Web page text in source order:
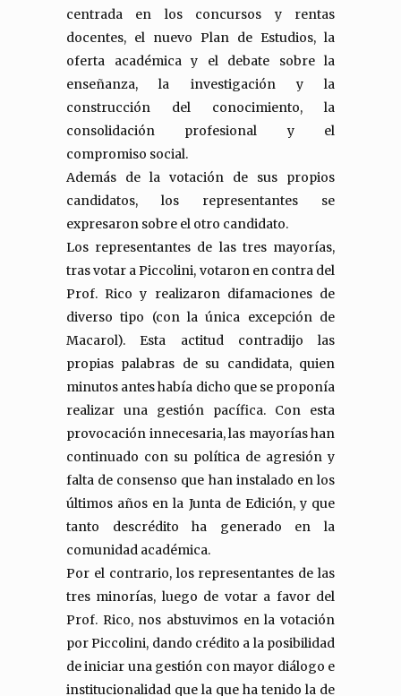
centrada en los concursos y rentas
docentes, el nuevo Plan de Estudios, la
oferta académica y el debate sobre la
enseñanza, la investigación y la
construcción del conocimiento, la
consolidación profesional y el
compromiso social.
Además de la votación de sus propios
candidatos, los representantes se
expresaron sobre el otro candidato.
Los representantes de las tres mayorías,
tras votar a Piccolini, votaron en contra del
Prof. Rico y realizaron difamaciones de
diverso tipo (con la única excepción de
Macarol). Esta actitud contradijo las
propias palabras de su candidata, quien
minutos antes había dicho que se proponía
realizar una gestión pacífica. Con esta
provocación innecesaria, las mayorías han
continuado con su política de agresión y
falta de consenso que han instalado en los
últimos años en la Junta de Edición, y que
tanto descrédito ha generado en la
comunidad académica.
Por el contrario, los representantes de las
tres minorías, luego de votar a favor del
Prof. Rico, nos abstuvimos en la votación
por Piccolini, dando crédito a la posibilidad
de iniciar una gestión con mayor diálogo e
institucionalidad que la que ha tenido la de